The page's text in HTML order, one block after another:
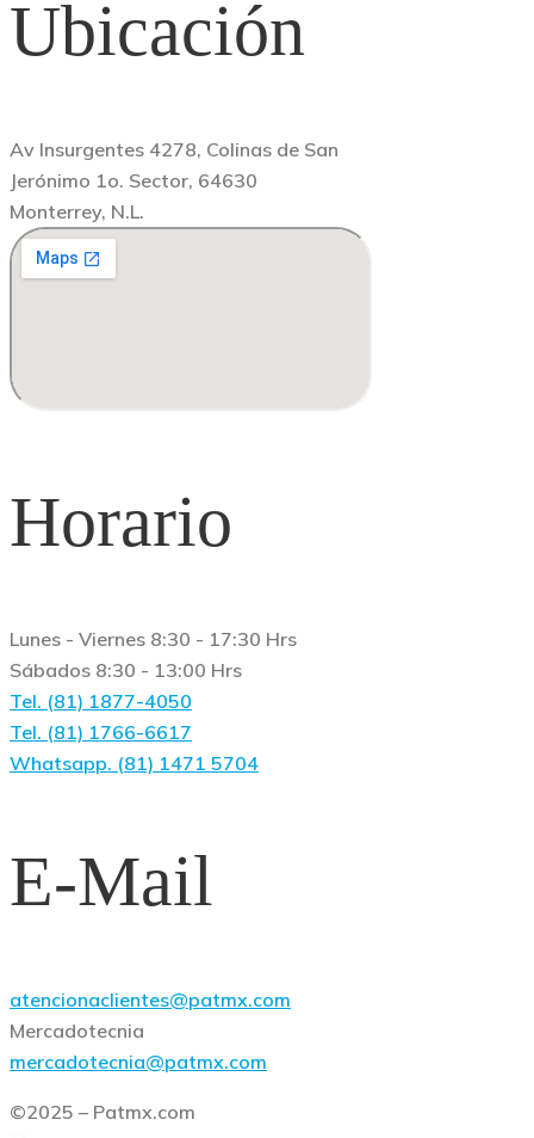
Ubicación
Av Insurgentes 4278, Colinas de San
Jerónimo 1o. Sector, 64630
Monterrey, N.L.
Horario
Lunes - Viernes 8:30 - 17:30 Hrs
Sábados 8:30 - 13:00 Hrs
Tel. (81) 1877-4050
Tel. (81) 1766-6617
Whatsapp. (81) 1471 5704
E-Mail
atencionaclientes@patmx.com
Mercadotecnia
mercadotecnia@patmx.com
©2025 – Patmx.com